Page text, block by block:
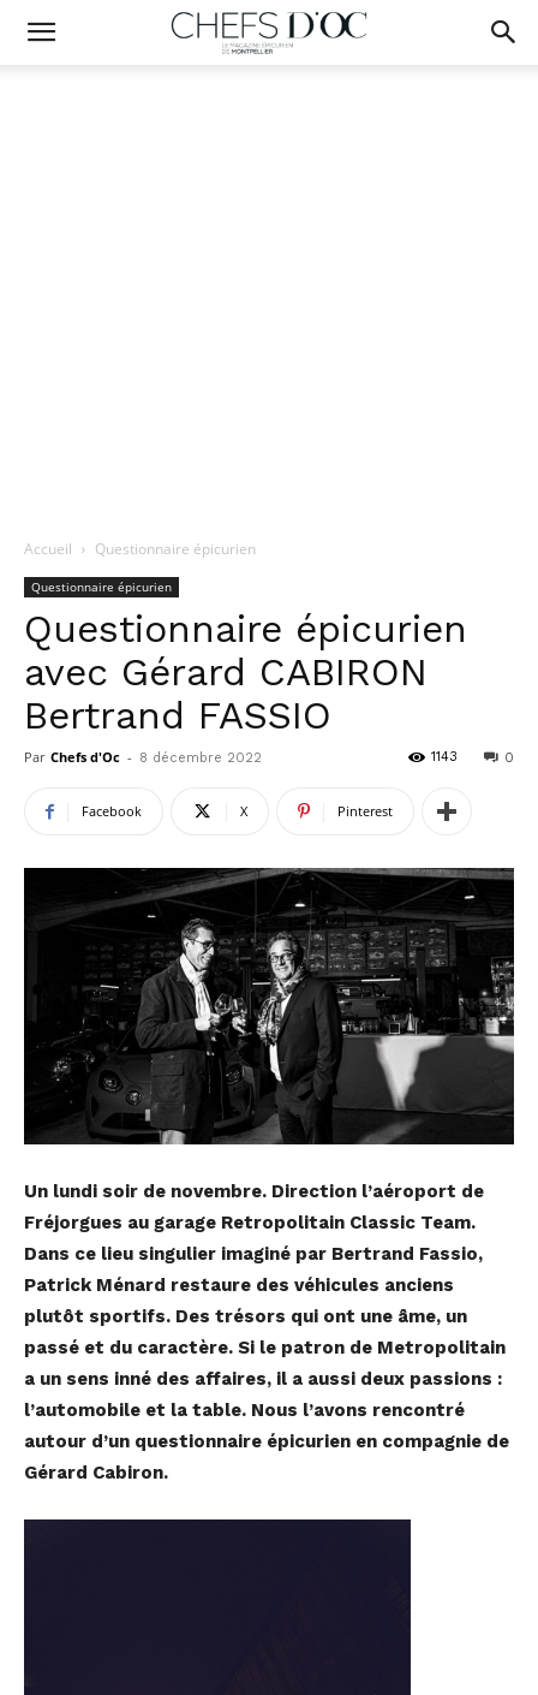
Accueil Questionnaire épicurien
Questionnaire épicurien
Questionnaire épicurien
avec Gérard CABIRON
Bertrand FASSIO
Par Chefs d'Oc - 8 décembre 2022 0
1143
Facebook X Pinterest
Un lundi soir de novembre. Direction l’aéroport de
Fréjorgues au garage Retropolitain Classic Team.
Dans ce lieu singulier imaginé par Bertrand Fassio,
Patrick Ménard restaure des véhicules anciens
plutôt sportifs. Des trésors qui ont une âme, un
passé et du caractère. Si le patron de Metropolitain
a un sens inné des affaires, il a aussi deux passions :
l’automobile et la table. Nous l’avons rencontré
autour d’un questionnaire épicurien en compagnie de
Gérard Cabiron.